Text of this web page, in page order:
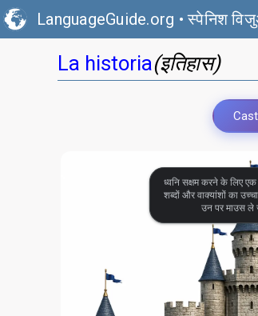
LanguageGuide.org •स्पेनिश
La historia(इतिहास)
ध्वनि सक्षम करने के लिए
शब्दों और वाक्यांशों का
उन पर माउस ले